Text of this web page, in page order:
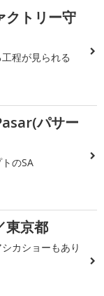
クトリー守
程が見られる
パサー
のSA
東京都
カショーもあり